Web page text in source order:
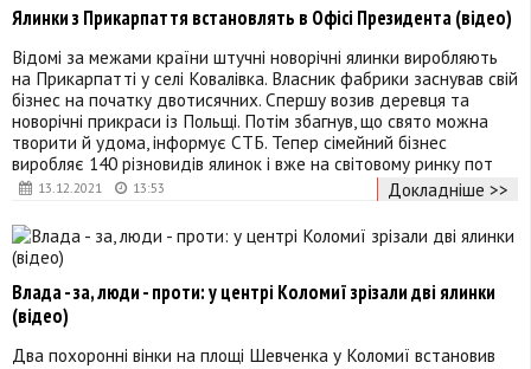
13.12.2021 13:53
Ялинки з Прикарпаття встановлять в Офісі Президента (відео)
Відомі за межами країни штучні новорічні ялинки виробляють
на Прикарпатті у селі Ковалівка. Власник фабрики заснував свій
бізнес на початку двотисячних. Спершу возив деревця та
новорічні прикраси із Польщі. Потім збагнув, що свято можна
творити й удома, інформує СТБ. Тепер сімейний бізнес
виробляє 140 різновидів ялинок і вже на світовому ринку пот
Докладніше >>
Влада - за, люди - проти: у центрі Коломиї зрізали дві ялинки
(відео)
Два похоронні вінки на площі Шевченка у Коломиї встановив